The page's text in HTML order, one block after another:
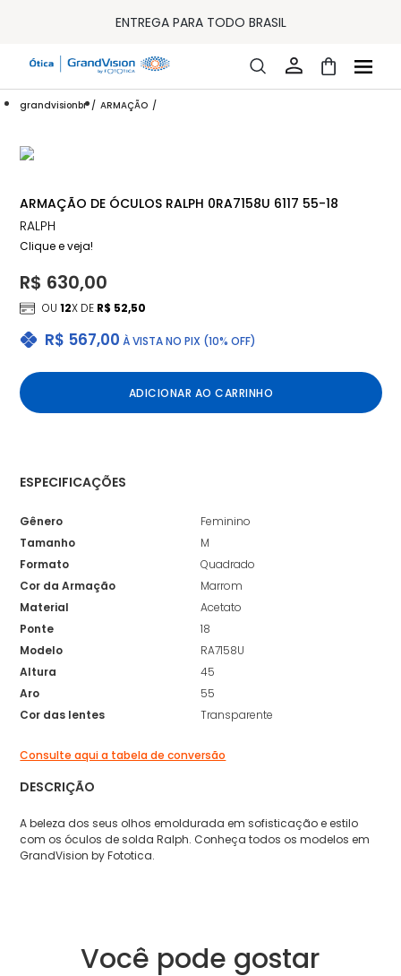
ENTREGA PARA TODO BRASIL
32% OFF NO COMBO - CONS. REG.
FRETE GRÁTIS EM TODO O SITE
15% OFF NA PRIMEIRA COMPRA (CONSULTE REGULAMENTO)
grandvisionbr ARMAÇÃO
ARMAÇÃO DE ÓCULOS RALPH 0RA7158U 6117 55-18
RALPH
Clique e veja!
R$ 567,00 À VISTA NO PIX (10% OFF)
R$ 630,00
OU12X DE R$ 52,50
ADICIONAR AO CARRINHO
ESPECIFICAÇÕES
Gênero
Feminino
Tamanho
M
Formato
Quadrado
Cor da Armação
Marrom
Material
Acetato
Ponte
18
Modelo
RA7158U
Altura
45
Aro
55
Cor das lentes
Transparente
Consulte aqui a tabela de conversão
DESCRIÇÃO
A beleza dos seus olhos emoldurada em sofisticação e estilo
com os óculos de solda Ralph. Conheça todos os modelos em
GrandVision by Fototica.
Você pode gostar